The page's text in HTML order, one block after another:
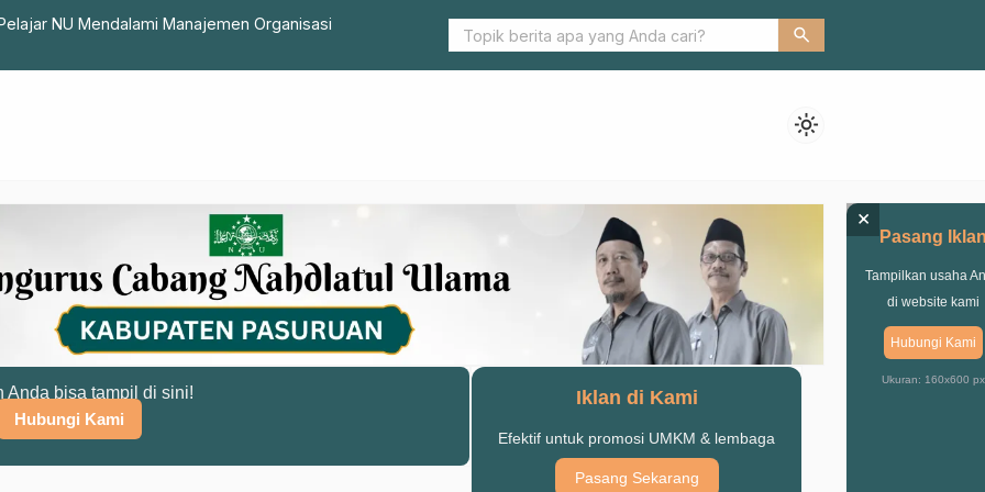
NU Mendalami Manajemen Organisasi
Perdana & Sukses, Forum Darusan PMII Pasuruan Teguhkan Sinergi dengan
Pesantren
search
light_mode
Anda bisa tampil di sini!
Hubungi Kami
Iklan di Kami
Efektif untuk promosi UMKM & lembaga
Pasang Sekarang
Pasang
Tampilkan usaha
di website kami
Hubungi Kami
Ukuran: 160x600 px
×